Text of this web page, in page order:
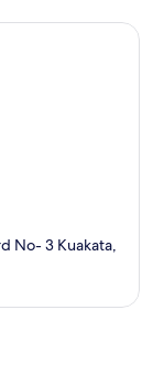
No- 3 Kuakata,